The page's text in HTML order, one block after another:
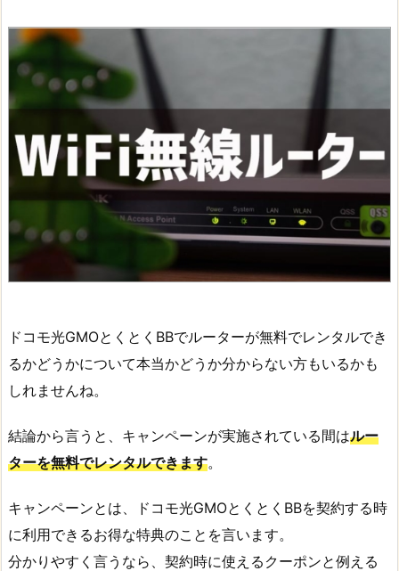
ドコモ光GMOとくとくBBでルーターが無料でレンタルでき
るかどうかについて本当かどうか分からない方もいるかも
しれませんね。
結論から言うと、キャンペーンが実施されている間はルー
ターを無料でレンタルできます。
キャンペーンとは、ドコモ光GMOとくとくBBを契約する時
に利用できるお得な特典のことを言います。
分かりやすく言うなら、契約時に使えるクーポンと例える